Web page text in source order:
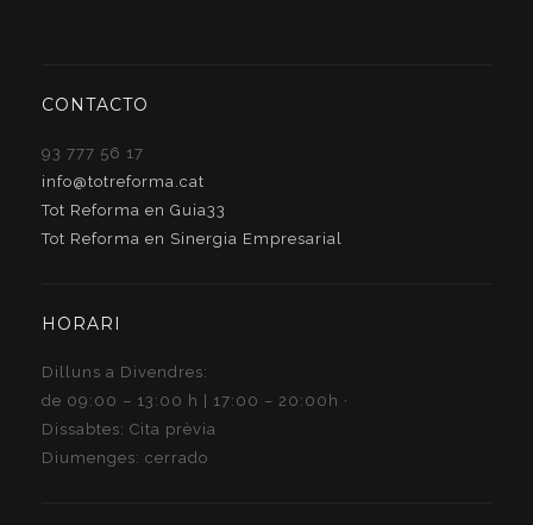
CONTACTO
93 777 56 17
info@totreforma.cat
Tot Reforma en Guia33
Tot Reforma en Sinergia Empresarial
HORARI
Dilluns a Divendres:
de 09:00 – 13:00 h | 17:00 – 20:00h ·
Dissabtes: Cita prèvia
Diumenges: cerrado